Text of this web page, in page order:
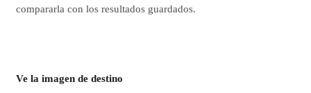
compararla con los resultados guardados.
Ve la imagen de destino